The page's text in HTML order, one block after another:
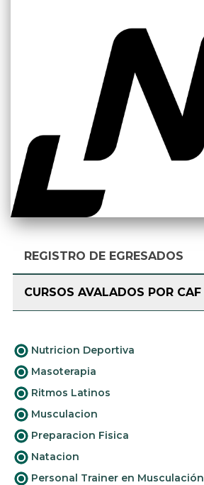
REGISTRO DE EGRESADOS
CURSOS AVALADOS POR CAF
Nutricion Deportiva
Masoterapia
Ritmos Latinos
Musculacion
Preparacion Fisica
Natacion
Personal Trainer en Musculación